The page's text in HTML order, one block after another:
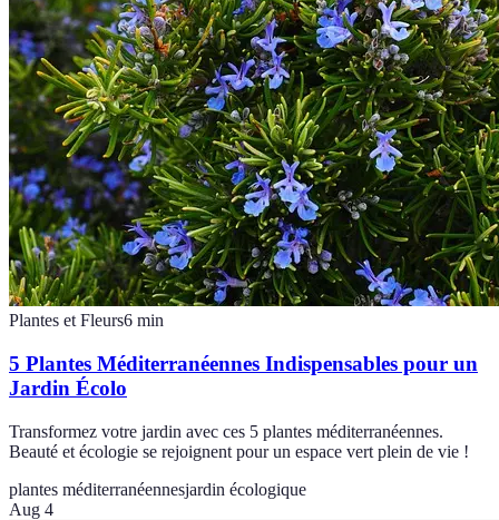
Plantes et Fleurs6 min
5 Plantes Méditerranéennes Indispensables pour un
Jardin Écolo
Transformez votre jardin avec ces 5 plantes méditerranéennes.
Beauté et écologie se rejoignent pour un espace vert plein de vie !
plantes méditerranéennesjardin écologique
Aug 4